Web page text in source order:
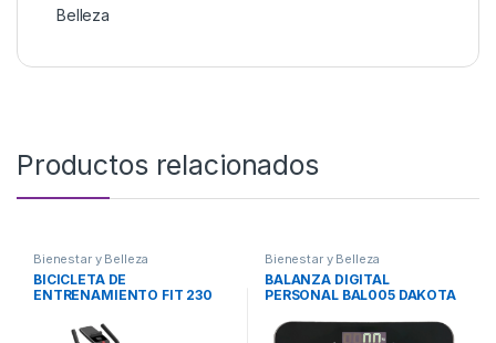
Belleza
Productos relacionados
Bienestar y Belleza
BICICLETA DE
ENTRENAMIENTO FIT 230
Bienestar y Belleza
BALANZA DIGITAL
PERSONAL BAL005 DAKOTA